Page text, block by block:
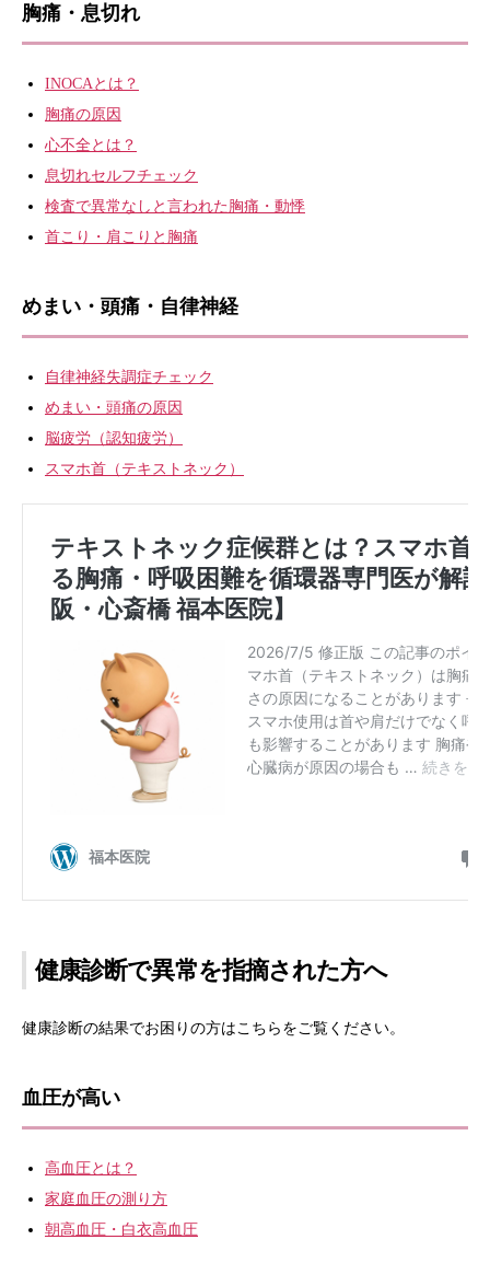
胸痛・息切れ
INOCAとは？
胸痛の原因
心不全とは？
息切れセルフチェック
検査で異常なしと言われた胸痛・動悸
首こり・肩こりと胸痛
めまい・頭痛・自律神経
自律神経失調症チェック
めまい・頭痛の原因
脳疲労（認知疲労）
スマホ首（テキストネック）
健康診断で異常を指摘された方へ
健康診断の結果でお困りの方はこちらをご覧ください。
血圧が高い
高血圧とは？
家庭血圧の測り方
朝高血圧・白衣高血圧